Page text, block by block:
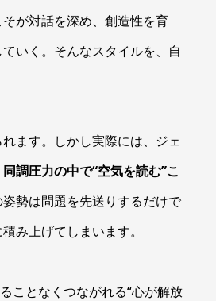
が対話を深め、創造性を育
いく。そんなスタイルを、自
ます。しかし実際には、ジェ
同調圧力の中で“空気を読む”こ
勢は問題を先送りするだけで
み上げてしまいます。
ことなくつながれる“心が解放